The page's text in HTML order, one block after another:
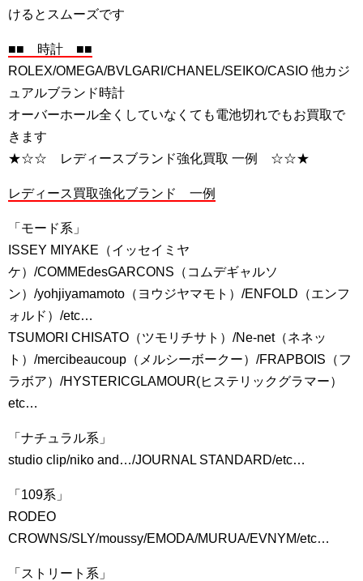
けるとスムーズです
■■ 時計 ■■
ROLEX/OMEGA/BVLGARI/CHANEL/SEIKO/CASIO 他カジ
ュアルブランド時計
オーバーホール全くしていなくても電池切れでもお買取で
きます
★☆☆ レディースブランド強化買取 一例 ☆☆★
レディース買取強化ブランド 一例
「モード系」
ISSEY MIYAKE（イッセイミヤ
ケ）/COMMEdesGARCONS（コムデギャルソ
ン）/yohjiyamamoto（ヨウジヤマモト）/ENFOLD（エンフ
ォルド）/etc…
TSUMORI CHISATO（ツモリチサト）/Ne-net（ネネッ
ト）/mercibeaucoup（メルシーボークー）/FRAPBOIS（フ
ラボア）/HYSTERICGLAMOUR(ヒステリックグラマー）
etc…
「ナチュラル系」
studio clip/niko and…/JOURNAL STANDARD/etc…
「109系」
RODEO
CROWNS/SLY/moussy/EMODA/MURUA/EVNYM/etc…
「ストリート系」